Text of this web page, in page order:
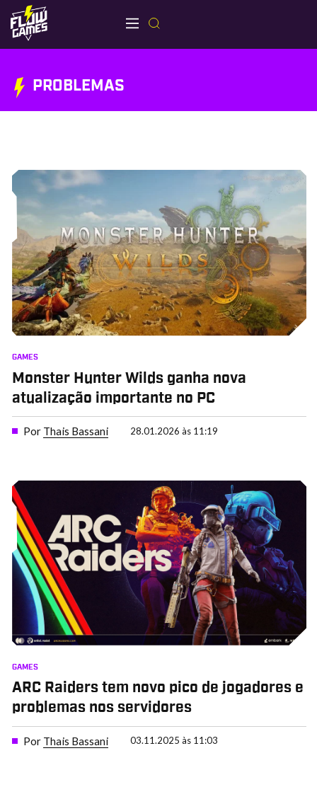
PROBLEMAS
GAMES
Monster Hunter Wilds ganha nova
atualização importante no PC
Por Thais Bassani 28.01.2026 às 11:19
GAMES
ARC Raiders tem novo pico de jogadores e
problemas nos servidores
Por Thais Bassani 03.11.2025 às 11:03